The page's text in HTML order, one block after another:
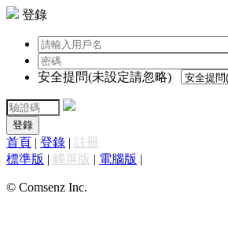
登錄
安全提問(未設定請忽略)
登錄
首頁 | 登錄 | 註冊
標準版 | 觸屏版 | 電腦版 |
© Comsenz Inc.